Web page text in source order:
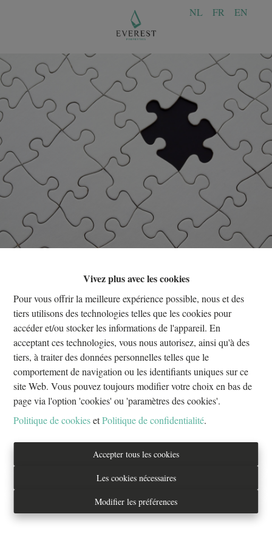
Vivez plus avec les cookies
Pour vous offrir la meilleure expérience possible, nous et des
tiers utilisons des technologies telles que les cookies pour
accéder et/ou stocker les informations de l'appareil. En
acceptant ces technologies, vous nous autorisez, ainsi qu'à des
tiers, à traiter des données personnelles telles que le
comportement de navigation ou les identifiants uniques sur ce
site Web. Vous pouvez toujours modifier votre choix en bas de
page via l'option 'cookies' ou 'paramètres des cookies'.
Politique de cookiesetPolitique de confidentialité.
Accepter tous les cookies
Les cookies nécessaires
Modifier les préférences
NL FR EN
Oups, cette page n'existe plus
À Vendre À Louer
Tél. : 02/733.70.70
Real estate